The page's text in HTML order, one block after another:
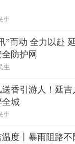
生
”而动 全力以赴
防护网
生
香引游人！延
全城
生
温度丨暴雨阻路